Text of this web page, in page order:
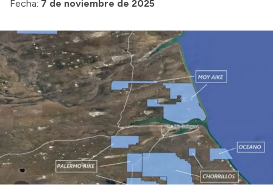
Intranet
Login
Fecha: 7 de noviembre de 2025